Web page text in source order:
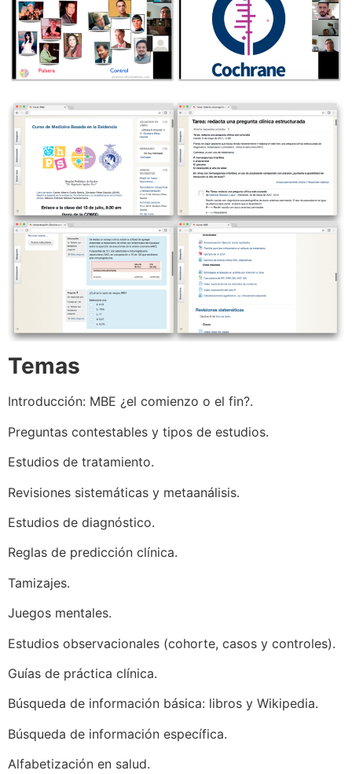
Temas
Introducción: MBE ¿el comienzo o el fin?.
Preguntas contestables y tipos de estudios.
Estudios de tratamiento.
Revisiones sistemáticas y metaanálisis.
Estudios de diagnóstico.
Reglas de predicción clínica.
Tamizajes.
Juegos mentales.
Estudios observacionales (cohorte, casos y controles).
Guías de práctica clínica.
Búsqueda de información básica: libros y Wikipedia.
Búsqueda de información específica.
Alfabetización en salud.